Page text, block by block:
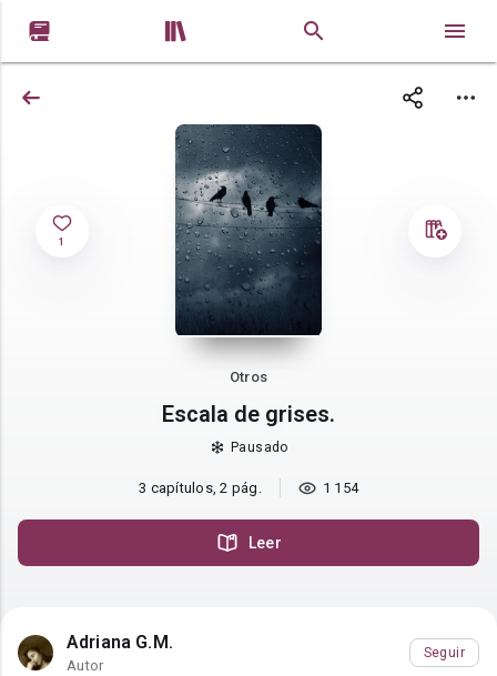
 
1
Otros
Escala de grises.
Pausado
3 capítulos, 2 pág. 1 154
Leer
Adriana G.M.
Autor
Seguir